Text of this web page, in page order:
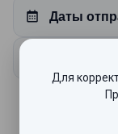
Даты
Для